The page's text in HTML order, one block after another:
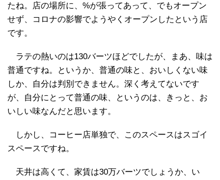
たね。店の場所に、%が張ってあって、でもオープン
せず、コロナの影響でようやくオープンしたという店
です。
ラテの熱いのは130バーツほどでしたが、まあ、味は
普通ですね。というか、普通の味と、おいしくない味
しか、自分は判別できません。深く考えてないです
が、自分にとって普通の味、というのは、きっと、お
いしい味なんだと思います。
しかし、コーヒー店単独で、このスペースはスゴイ
スペースですね。
天井は高くて、家賃は30万バーツでしょうか、い